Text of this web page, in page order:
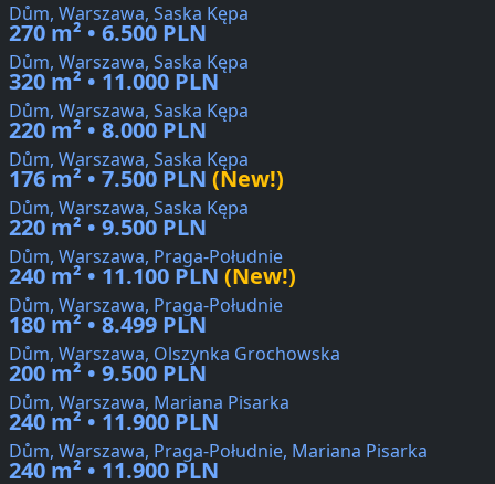
Dům, Warszawa, Saska Kępa
270 m² • 6.500 PLN
Dům, Warszawa, Saska Kępa
320 m² • 11.000 PLN
Dům, Warszawa, Saska Kępa
220 m² • 8.000 PLN
Dům, Warszawa, Saska Kępa
176 m² • 7.500 PLN (New!)
Dům, Warszawa, Saska Kępa
220 m² • 9.500 PLN
Dům, Warszawa, Praga-Południe
240 m² • 11.100 PLN (New!)
Dům, Warszawa, Praga-Południe
180 m² • 8.499 PLN
Dům, Warszawa, Olszynka Grochowska
200 m² • 9.500 PLN
Dům, Warszawa, Mariana Pisarka
240 m² • 11.900 PLN
Dům, Warszawa, Praga-Południe, Mariana Pisarka
240 m² • 11.900 PLN